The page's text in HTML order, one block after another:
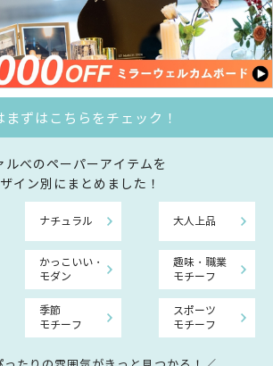
まずはこちらをチェック！
ルべのペーパーアイテムを
イン別にまとめました！
ナチュラル 大人上品
かっこいい・
モダン
趣味・職業
モチーフ
季節
モチーフ
スポーツ
モチーフ